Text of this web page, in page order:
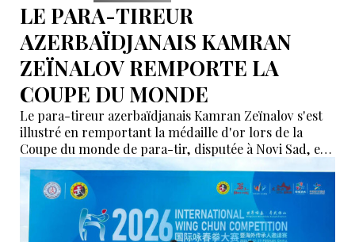
LE PARA-TIREUR
AZERBAÏDJANAIS KAMRAN
ZEÏNALOV REMPORTE LA
COUPE DU MONDE
Le para-tireur azerbaïdjanais Kamran Zeïnalov s'est
illustré en remportant la médaille d'or lors de la
Coupe du monde de para-tir, disputée à Novi Sad, en
Serbie.